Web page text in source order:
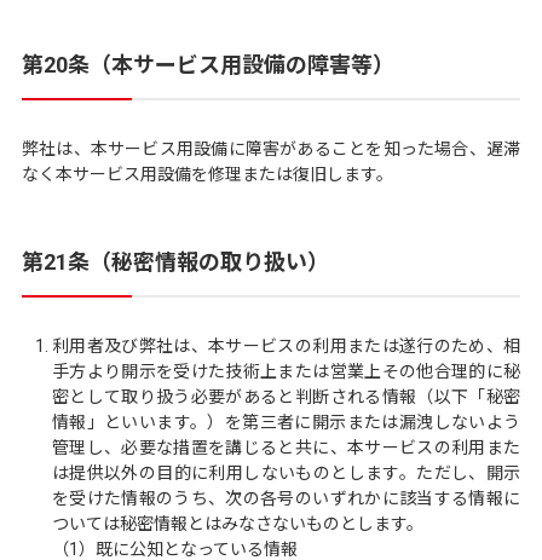
第20条（本サービス用設備の障害等）
弊社は、本サービス用設備に障害があることを知った場合、遅滞
なく本サービス用設備を修理または復旧します。
第21条（秘密情報の取り扱い）
利用者及び弊社は、本サービスの利用または遂行のため、相
手方より開示を受けた技術上または営業上その他合理的に秘
密として取り扱う必要があると判断される情報（以下「秘密
情報」といいます。）を第三者に開示または漏洩しないよう
管理し、必要な措置を講じると共に、本サービスの利用また
は提供以外の目的に利用しないものとします。ただし、開示
を受けた情報のうち、次の各号のいずれかに該当する情報に
ついては秘密情報とはみなさないものとします。
（1）既に公知となっている情報